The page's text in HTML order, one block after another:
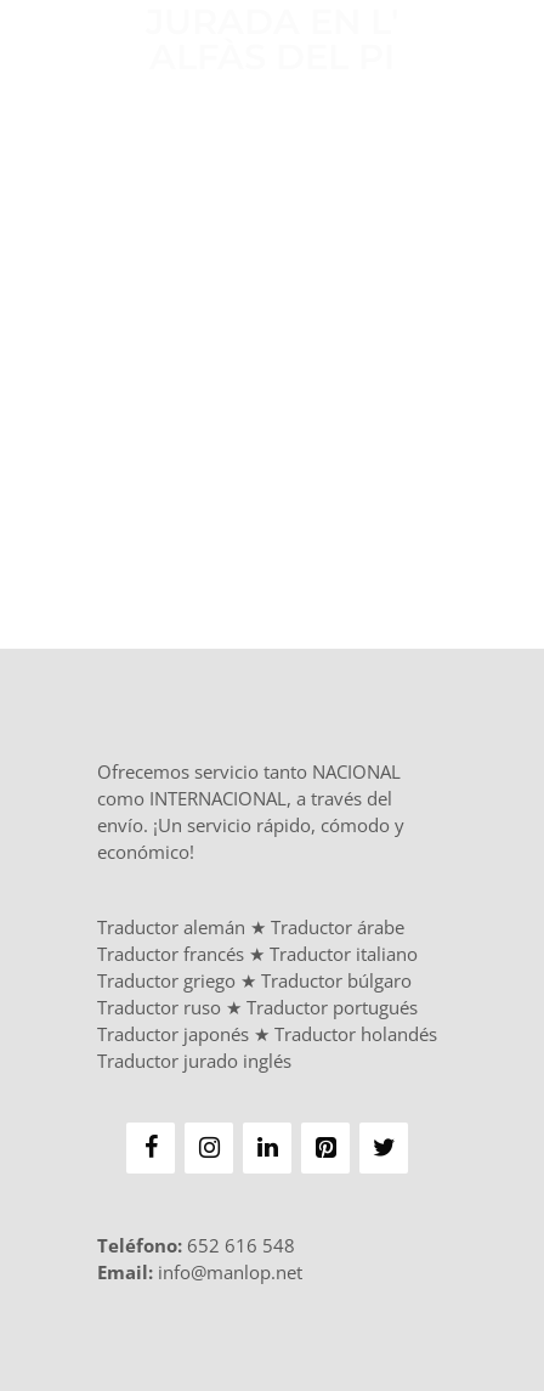
Ofrecemos servicio tanto NACIONAL
como INTERNACIONAL, a través del
envío. ¡Un servicio rápido, cómodo y
económico!
Traductor alemán ★ Traductor árabe
Traductor francés ★ Traductor italiano
Traductor griego ★ Traductor búlgaro
Traductor ruso ★ Traductor portugués
Traductor japonés ★ Traductor holandés
Traductor jurado inglés
Teléfono: 652 616 548
Email: info@manlop.net